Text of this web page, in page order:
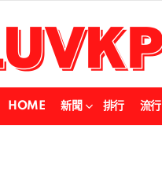
HOME 新聞 排行 流行